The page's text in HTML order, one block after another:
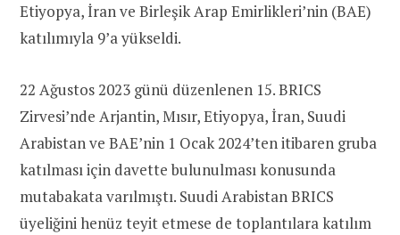
Etiyopya, İran ve Birleşik Arap Emirlikleri’nin (BAE)
katılımıyla 9’a yükseldi.
22 Ağustos 2023 günü düzenlenen 15. BRICS
Zirvesi’nde Arjantin, Mısır, Etiyopya, İran, Suudi
Arabistan ve BAE’nin 1 Ocak 2024’ten itibaren gruba
katılması için davette bulunulması konusunda
mutabakata varılmıştı. Suudi Arabistan BRICS
üyeliğini henüz teyit etmese de toplantılara katılım